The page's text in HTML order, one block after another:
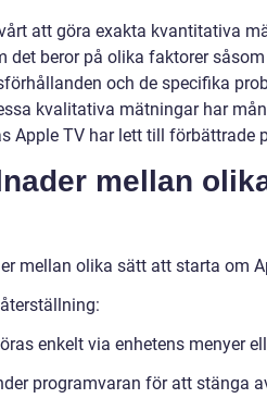
att göra exakta kvantitativa
det beror på olika faktorer
och de specifika
kvalitativa mätningar har
Apple TV har lett till förbättrade
mellan
mellan olika sätt att starta om
enkelt via enhetens menyer
programvaran för att stänga